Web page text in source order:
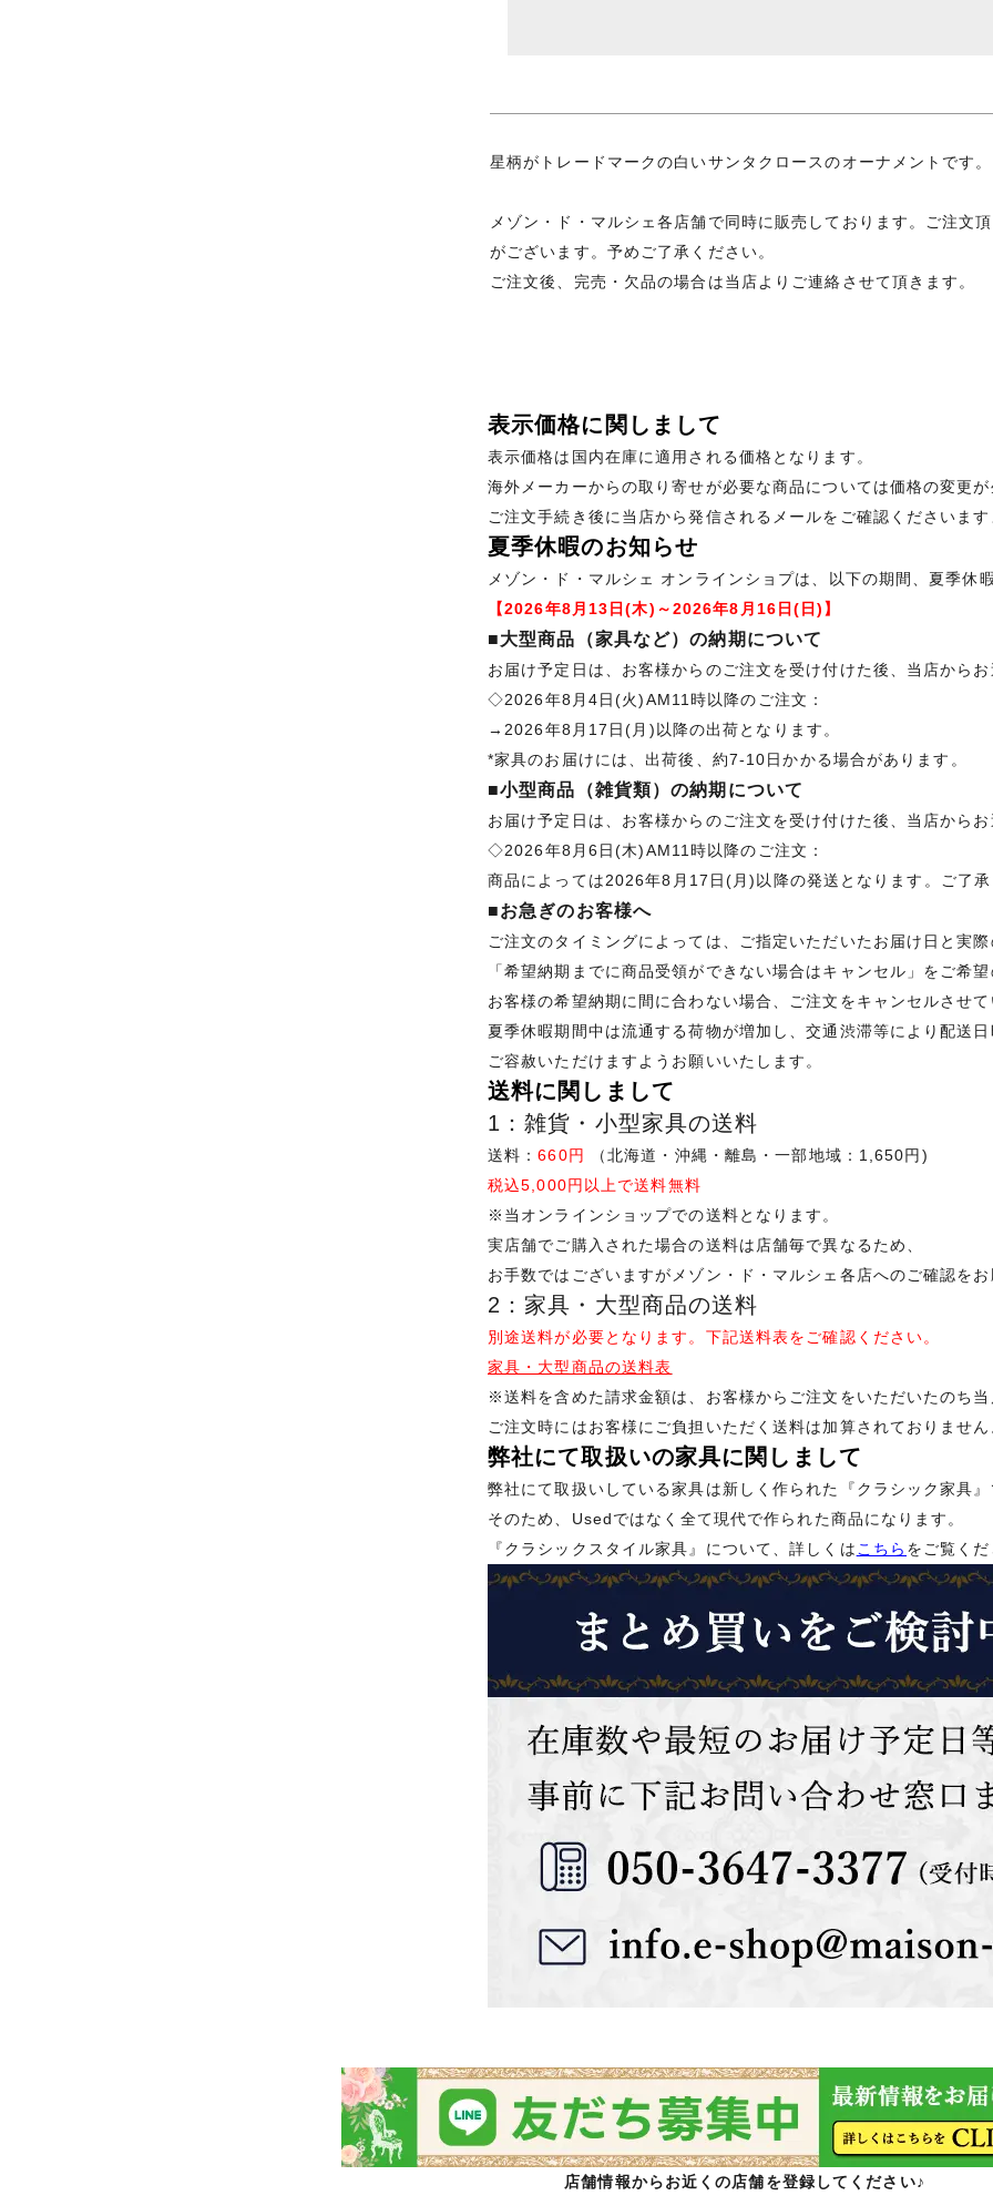
星柄がトレードマークの白いサンタクロースのオーナメントです。
メゾン・ド・マルシェ各店舗で同時に販売しております。ご注文
がございます。予めご了承ください。
ご注文後、完売・欠品の場合は当店よりご連絡させて頂きます。
表示価格に関しまして
表示価格は国内在庫に適用される価格となります。
海外メーカーからの取り寄せが必要な商品については価格の変更
ご注文手続き後に当店から発信されるメールをご確認くださいま
夏季休暇のお知らせ
メゾン・ド・マルシェ オンラインショプは、以下の期間、夏季休
【2026年8月13日(木)～2026年8月16日(日)】
■大型商品（家具など）の納期について
お届け予定日は、お客様からのご注文を受け付けた後、当店から
◇2026年8月4日(火)AM11時以降のご注文：
→2026年8月17日(月)以降の出荷となります。
*家具のお届けには、出荷後、約7-10日かかる場合があります。
■小型商品（雑貨類）の納期について
お届け予定日は、お客様からのご注文を受け付けた後、当店から
◇2026年8月6日(木)AM11時以降のご注文：
商品によっては2026年8月17日(月)以降の発送となります。ご了
■お急ぎのお客様へ
ご注文のタイミングによっては、ご指定いただいたお届け日と実
「希望納期までに商品受領ができない場合はキャンセル」をご希
お客様の希望納期に間に合わない場合、ご注文をキャンセルさせ
夏季休暇期間中は流通する荷物が増加し、交通渋滞等により配送
ご容赦いただけますようお願いいたします。
送料に関しまして
1：雑貨・小型家具の送料
送料：660円
（北海道・沖縄・離島・一部地域：1,650円)
税込5,000円以上で送料無料
※当オンラインショップでの送料となります。
実店舗でご購入された場合の送料は店舗毎で異なるため、
お手数ではございますがメゾン・ド・マルシェ各店へのご確認を
2：家具・大型商品の送料
別途送料が必要となります。下記送料表をご確認ください。
家具・大型商品の送料表
※送料を含めた請求金額は、お客様からご注文をいただいたのち
ご注文時にはお客様にご負担いただく送料は加算されておりませ
弊社にて取扱いの家具に関しまして
弊社にて取扱いしている家具は新しく作られた『クラシック家具
そのため、Usedではなく全て現代で作られた商品になります。
『クラシックスタイル家具』について、詳しくは こちら をご覧く
店舗情報からお近くの店舗を登録してください♪